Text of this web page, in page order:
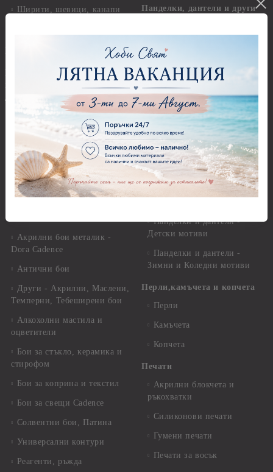
Ширити, шевици, канапи
Брадс, айлетс, холдери
Бои - акрилни, гланц, мат,
перла, металик, текстилни и
други
Акрилни бои - Stamperia
Акрилни бои - Pentart
Акрилни бои металик -
Pentart
Акрилни бои - Artiste
Акрилни бои металик -
Dora Cadence
Антични бои
Други - Акрилни, Маслени,
Темперни, Тебеширени бои
Алкохолни мастила и
оцветители
Бои за стъкло, керамика и
стирофом
Бои за коприна и текстил
Бои за свещи Cadence
Солвентни бои, Патина
Универсални контури
Реагенти, ръжда
Панделки, дантели и други
Панделки 0,60 см
Панделки 1,00 см
Панделки 2,00 см
Панделки 3,00 см
Панделки 4,00 см
Панделки - други
Панделки - с надпис
Дантели
Панделки и дантели -
Детски мотиви
Панделки и дантели -
Зимни и Коледни мотиви
Перли,камъчета и копчета
Перли
Камъчета
Копчета
Печати
Акрилни блокчета и
ръкохватки
Силиконови печати
Гумени печати
Печати за восък